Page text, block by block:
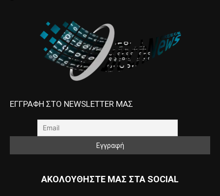
ΕΓΓΡΑΦΗ ΣΤΟ NEWSLETTER ΜΑΣ
ΑΚΟΛΟΥΘΗΣΤΕ ΜΑΣ ΣΤΑ SOCIAL